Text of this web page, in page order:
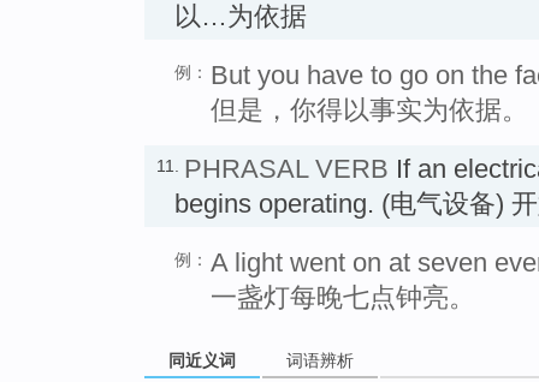
以…为依据
例： But you have to go on the
但是，你得以事实为依据。
11. PHRASAL VERB If an
begins operating. (电气设备)
例： A light went on at seven
一盏灯每晚七点钟亮。
同近义词 词语辨析